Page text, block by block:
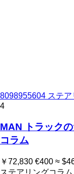
8098955604 ステア
4
MAN トラック
コラム
￥72,830 €400 ≈
ステアリングコラム